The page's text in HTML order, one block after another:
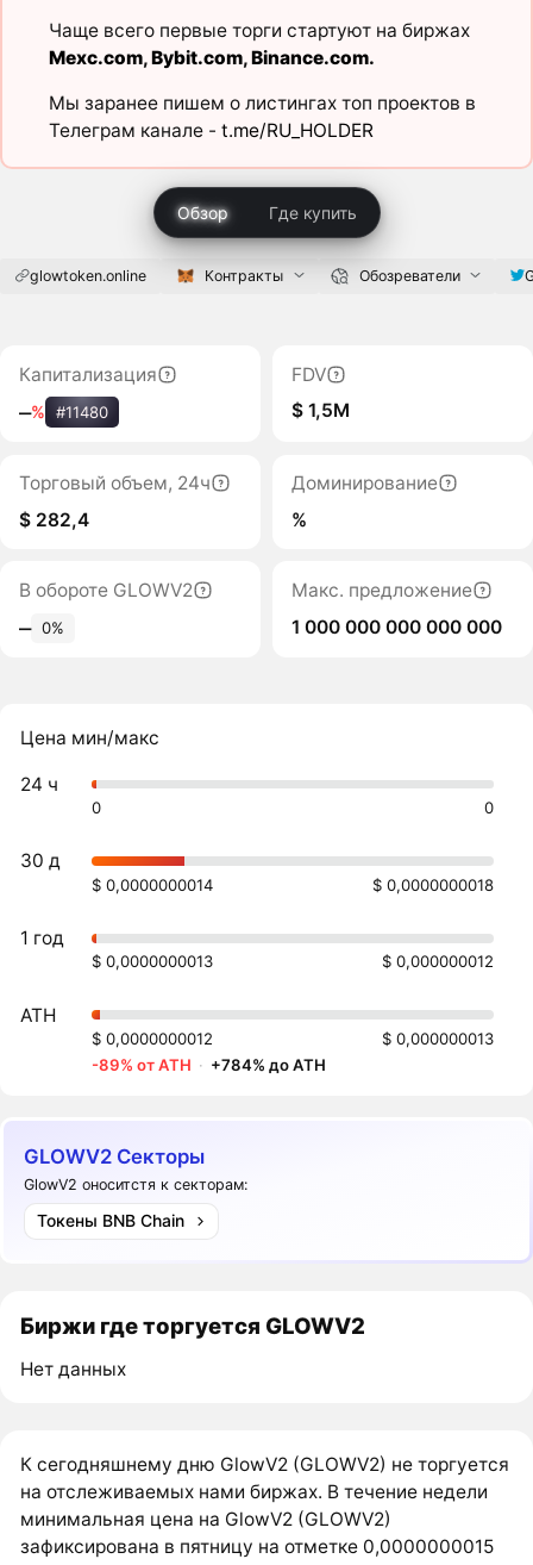
Чаще всего первые торги стартуют на биржах
Mexc.com,Bybit.com,Binance.com.
Мы заранее пишем о листингах топ проектов в
Телеграм канале - t.me/RU_HOLDER
Обзор Где купить
glowtoken.online Контракты Обозреватели
Капитализация
‒% #11480
FDV
$ 1,5M
Торговый объем, 24ч
$ 282,4
Доминирование
%
В обороте GLOWV2
‒ 0%
Макс. предложение
1 000 000 000 000 000
Цена мин/макс
24 ч
0 0
30 д
$ 0,0000000014 $ 0,0000000018
1 год
$ 0,0000000013 $ 0,000000012
ATH
$ 0,0000000012
$ 0,000000013
-89% от ATH · +784% до ATH
GLOWV2 Секторы
GlowV2 оноситстя к секторам:
Токены BNB Chain
Биржи где торгуется GLOWV2
Нет данных
К сегодняшнему дню GlowV2 (GLOWV2) не торгуется
на отслеживаемых нами биржах. В течение недели
минимальная цена на GlowV2 (GLOWV2)
зафиксирована в пятницу на отметке 0,0000000015